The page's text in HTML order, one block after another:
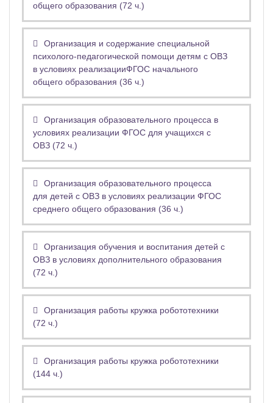
общего образования (72 ч.)
Организация и содержание специальной
психолого-педагогической помощи детям с ОВЗ
в условиях реализацииФГОС начального
общего образования (36 ч.)
Организация образовательного процесса в
условиях реализации ФГОС для учащихся с
ОВЗ (72 ч.)
Организация образовательного процесса
для детей с ОВЗ в условиях реализации ФГОС
среднего общего образования (36 ч.)
Организация обучения и воспитания детей с
ОВЗ в условиях дополнительного образования
(72 ч.)
Организация работы кружка робототехники
(72 ч.)
Организация работы кружка робототехники
(144 ч.)